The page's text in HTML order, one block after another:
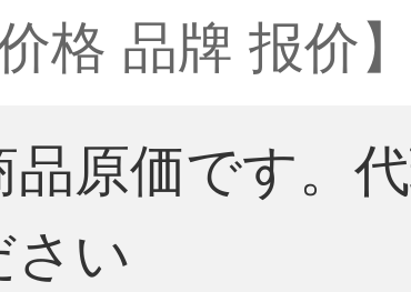
格 品牌 报价
原価です。
い